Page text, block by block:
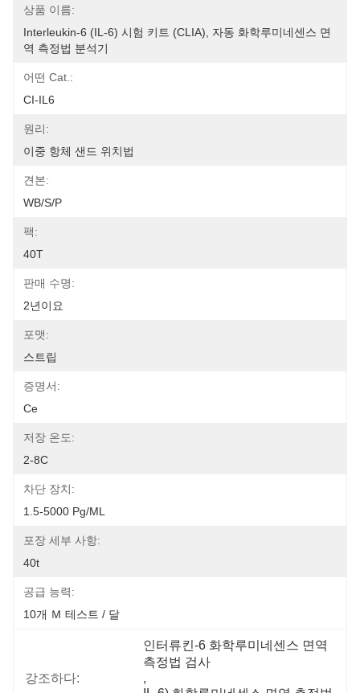
상품 이름:
Interleukin-6 (IL-6) 시험 키트 (CLIA), 자동 화학루미네센스 면
역 측정법 분석기
어떤 Cat.:
CI-IL6
원리:
이중 항체 샌드 위치법
견본:
WB/S/P
팩:
40T
판매 수명:
2년이요
포맷:
스트립
증명서:
Ce
저장 온도:
2-8C
차단 장치:
1.5-5000 Pg/mL
포장 세부 사항:
40t
공급 능력:
10개 Ｍ 테스트 / 달
강조하다:
인터류킨-6 화학루미네센스 면역
측정법 검사
,